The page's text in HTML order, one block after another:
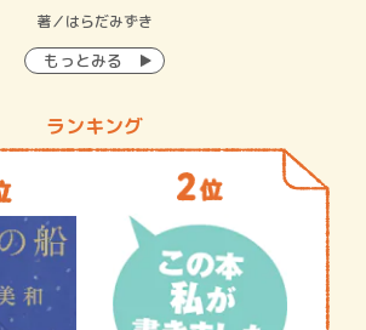
著／はらだみずき
もっとみる
ランキング